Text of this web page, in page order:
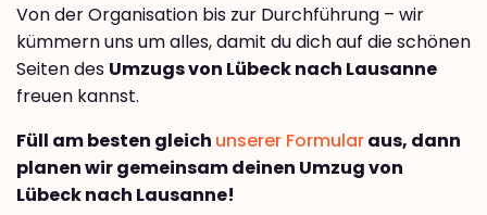
Von der Organisation bis zur Durchführung – wir
kümmern uns um alles, damit du dich auf die schönen
Seiten des Umzugs von Lübeck nach Lausanne
freuen kannst.
Füll am besten gleich unserer Formularaus, dann
planen wir gemeinsam deinen Umzug von
Lübeck nach Lausanne!